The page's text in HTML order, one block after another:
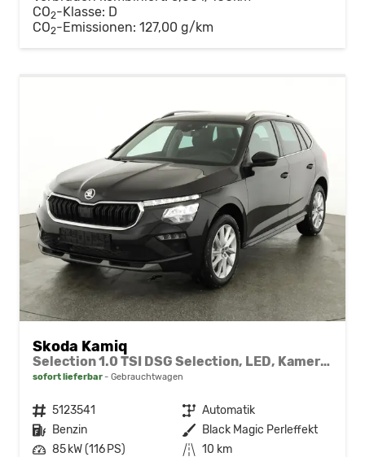
CO2-Klasse: D
CO2-Emissionen: 127,00 g/km
Skoda Kamiq
Selection 1.0 TSI DSG Selection, LED, Kamera, ACC, Side, Winter
sofort lieferbar Gebrauchtwagen
Fahrzeugnr. 5123541 Getriebe Automatik
Kraftstoff Benzin Außenfarbe Black Magic Perleffekt
Leistung 85 kW (116 PS) Kilometerstand 10 km